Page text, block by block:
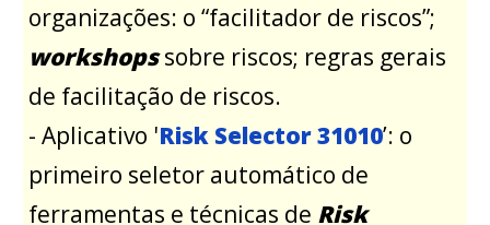
organizações: o “facilitador de riscos”;
workshopssobre riscos; regras gerais
de facilitação de riscos.
- Aplicativo 'Risk Selector 31010’: o
primeiro seletor automático de
ferramentas e técnicas de Risk